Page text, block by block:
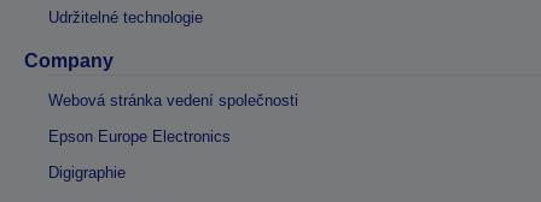
Udržitelné technologie
Company
Webová stránka vedení společnosti
Epson Europe Electronics
Digigraphie